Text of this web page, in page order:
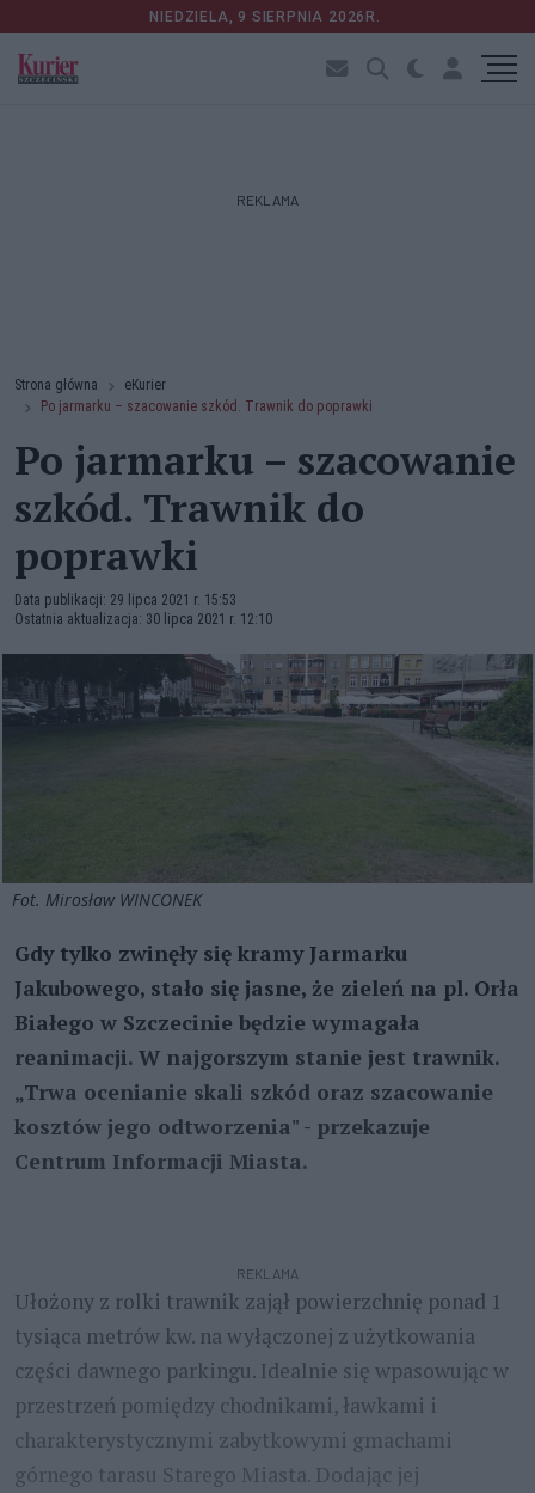
NIEDZIELA, 9 SIERPNIA 2026R.
REKLAMA
Strona główna
eKurier
Po jarmarku – szacowanie szkód. Trawnik do poprawki
Po jarmarku – szacowanie
szkód. Trawnik do
poprawki
Data publikacji: 29 lipca 2021 r. 15:53
Ostatnia aktualizacja: 30 lipca 2021 r. 12:10
Fot. Mirosław WINCONEK
Gdy tylko zwinęły się kramy Jarmarku
Jakubowego, stało się jasne, że zieleń na pl. Orła
Białego w Szczecinie będzie wymagała
reanimacji. W najgorszym stanie jest trawnik.
„Trwa ocenianie skali szkód oraz szacowanie
kosztów jego odtworzenia" - przekazuje
Centrum Informacji Miasta.
REKLAMA
Ułożony z rolki trawnik zajął powierzchnię ponad 1
tysiąca metrów kw. na wyłączonej z użytkowania
części dawnego parkingu. Idealnie się wpasowując w
przestrzeń pomiędzy chodnikami, ławkami i
charakterystycznymi zabytkowymi gmachami
górnego tarasu Starego Miasta. Dodając jej